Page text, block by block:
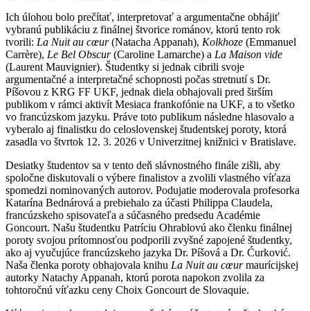
Ich úlohou bolo prečítať, interpretovať a argumentačne obhájiť
vybranú publikáciu z finálnej štvorice románov, ktorú tento rok
tvorili: La Nuit au cœur(Natacha Appanah), Kolkhoze (Emmanuel
Carrère), Le Bel Obscur(Caroline Lamarche) a La Maison vide
(Laurent Mauvignier). Študentky si jednak cibrili svoje
argumentačné a interpretačné schopnosti počas stretnutí s Dr.
Píšovou z KRG FF UKF, jednak diela obhajovali pred širším
publikom v rámci aktivít Mesiaca frankofónie na UKF, a to všetko
vo francúzskom jazyku. Práve toto publikum následne hlasovalo a
vyberalo aj finalistku do celoslovenskej študentskej poroty, ktorá
zasadla vo štvrtok 12. 3. 2026 v Univerzitnej knižnici v Bratislave.
Desiatky študentov sa v tento deň slávnostného finále zišli, aby
spoločne diskutovali o výbere finalistov a zvolili vlastného víťaza
spomedzi nominovaných autorov. Podujatie moderovala profesorka
Katarína Bednárová a prebiehalo za účasti Philippa Claudela,
francúzskeho spisovateľa a súčasného predsedu Académie
Goncourt. Našu študentku Patríciu Ohrablovú ako členku finálnej
poroty svojou prítomnosťou podporili zvyšné zapojené študentky,
ako aj vyučujúce francúzskeho jazyka Dr. Píšová a Dr. Ćurković.
Naša členka poroty obhajovala knihu La Nuit au cœurmaurícijskej
autorky Natachy Appanah, ktorú porota napokon zvolila za
tohtoročnú víťazku ceny Choix Goncourt de Slovaquie.